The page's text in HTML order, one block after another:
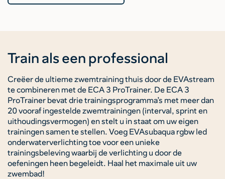
Train als een professional
Creëer de ultieme zwemtraining thuis door de EVAstream
te combineren met de ECA 3 ProTrainer. De ECA 3
ProTrainer bevat drie trainingsprogramma’s met meer dan
20 vooraf ingestelde zwemtrainingen (interval, sprint en
uithoudingsvermogen) en stelt u in staat om uw eigen
trainingen samen te stellen. Voeg EVAsubaqua rgbw led
onderwaterverlichting toe voor een unieke
trainingsbeleving waarbij de verlichting u door de
oefeningen heen begeleidt. Haal het maximale uit uw
zwembad!